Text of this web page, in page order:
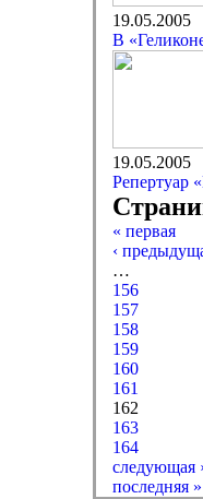
19.05.2005
В
19.05.2005
Репертуар
« первая
‹
…
156
157
158
159
160
161
162
163
164
следующая
последняя »